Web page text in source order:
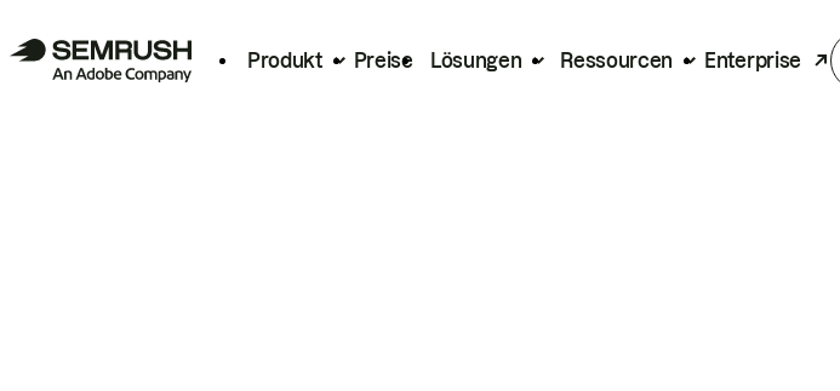
Produkt Preise Lösungen Ressourcen Enterprise